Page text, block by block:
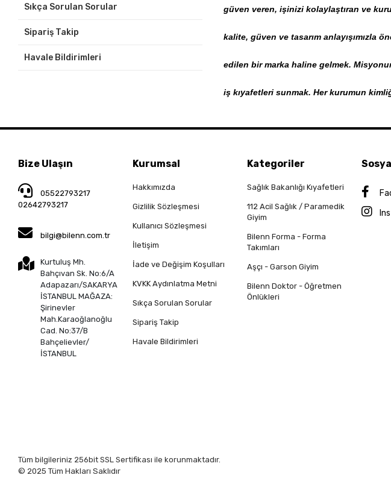
Sıkça Sorulan Sorular
Sipariş Takip
Havale Bildirimleri
güven veren, işinizi kolaylaştıran ve
kalite, güven ve tasarım anlayışımızla
edilen bir marka haline gelmek.
iş kıyafetleri sunmak. Her kurumun
Bize Ulaşın
05522793217
02642793217
bilgi@bilenn.com.tr
Kurtuluş Mh.
Bahçıvan Sk. No:6/A
Adapazarı/SAKARYA
İSTANBUL MAĞAZA:
Şirinevler
Mah.Karaoğlanoğlu
Cad. No:37/B
Bahçelievler/
İSTANBUL
Kurumsal
Hakkımızda
Gizlilik Sözleşmesi
Kullanıcı Sözleşmesi
İletişim
İade ve Değişim Koşulları
KVKK Aydınlatma Metni
Sıkça Sorulan Sorular
Sipariş Takip
Havale Bildirimleri
Kategoriler
Sağlık Bakanlığı Kıyafetleri
112 Acil Sağlık / Paramedik
Giyim
Bilenn Forma - Forma
Takımları
Aşçı - Garson Giyim
Bilenn Doktor - Öğretmen
Önlükleri
Tüm bilgileriniz 256bit SSL Sertifikası ile korunmaktadır.
© 2025Tüm Hakları Saklıdır